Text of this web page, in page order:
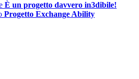
È un progetto davvero in3dibile!
Progetto Exchange Ability